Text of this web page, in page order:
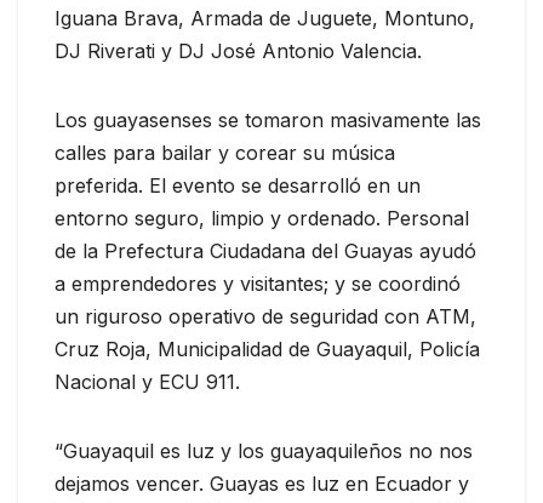
Iguana Brava, Armada de Juguete, Montuno,
DJ Riverati y DJ José Antonio Valencia.
Los guayasenses se tomaron masivamente las
calles para bailar y corear su música
preferida. El evento se desarrolló en un
entorno seguro, limpio y ordenado. Personal
de la Prefectura Ciudadana del Guayas ayudó
a emprendedores y visitantes; y se coordinó
un riguroso operativo de seguridad con ATM,
Cruz Roja, Municipalidad de Guayaquil, Policía
Nacional y ECU 911.
“Guayaquil es luz y los guayaquileños no nos
dejamos vencer. Guayas es luz en Ecuador y